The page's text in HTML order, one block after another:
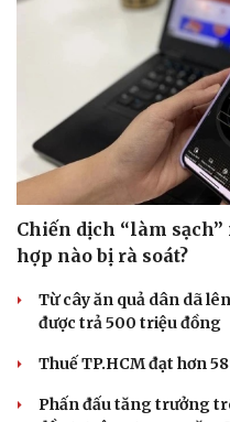
Chiến dịch “làm
hợp nào bị rà soát?
Từ cây ăn quả dân dã
được trả 500 triệu đồng
Thuế TP.HCM đạt hơn
Phấn đấu tăng trưởng